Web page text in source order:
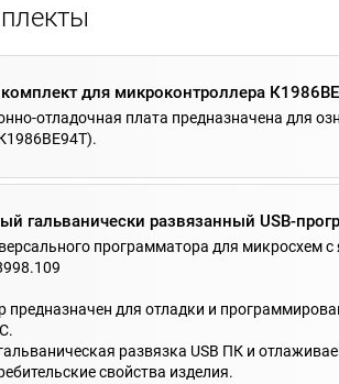
для микроконтроллера
отладочная плата предназначена для
гальванически развязанный USB-
программатора для микросхем с
предназначен для отладки и
развязка USB ПК и
свойства изделия.